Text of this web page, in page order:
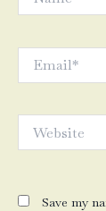
Save my